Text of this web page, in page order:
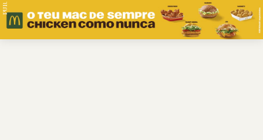
PUB.